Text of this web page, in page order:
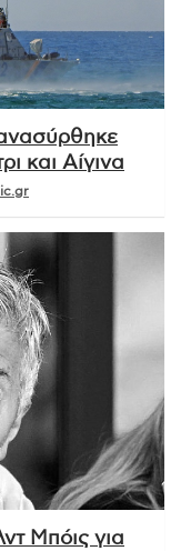
και Αίγινα
Μπόις για